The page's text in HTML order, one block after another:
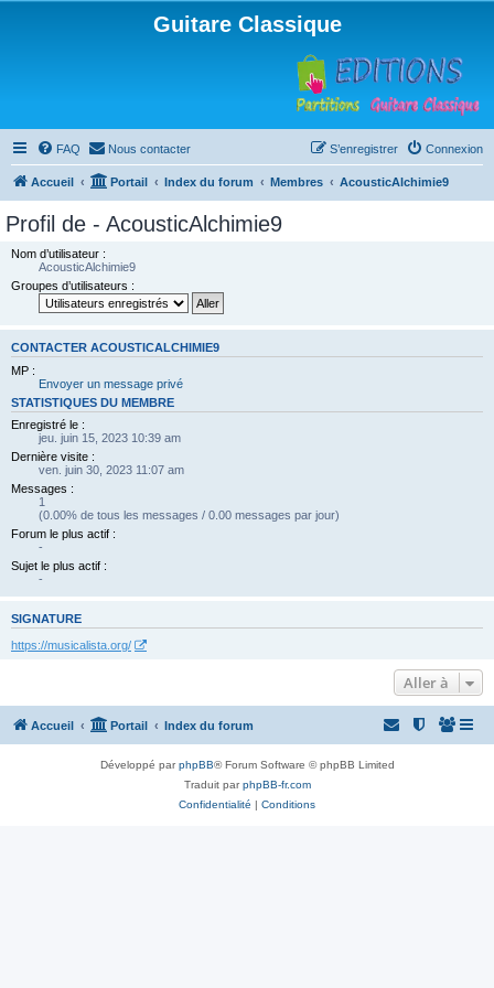
Guitare Classique
FAQ Nous contacter Connexion
S’enregistrer
Accueil Portail Index du forum Membres AcousticAlchimie9
Profil de - AcousticAlchimie9
Nom d’utilisateur :
AcousticAlchimie9
Groupes d’utilisateurs :
CONTACTER ACOUSTICALCHIMIE9
MP :
Envoyer un message privé
STATISTIQUES DU MEMBRE
Enregistré le :
jeu. juin 15, 2023 10:39 am
Dernière visite :
ven. juin 30, 2023 11:07 am
Messages :
1
(0.00% de tous les messages / 0.00 messages par jour)
Forum le plus actif :
-
Sujet le plus actif :
-
SIGNATURE
https://musicalista.org/
Aller à
Accueil Portail Index du forum
Développé parphpBB® Forum Software © phpBB Limited
Traduit parphpBB-fr.com
Confidentialité | Conditions